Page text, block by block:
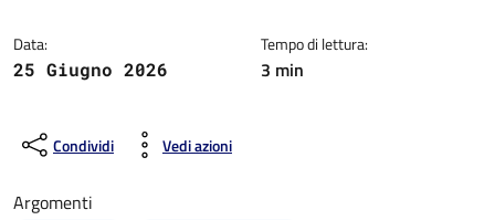
Data:
25 Giugno 2026
Tempo di lettura:
3 min
Condividi Vedi azioni
Argomenti